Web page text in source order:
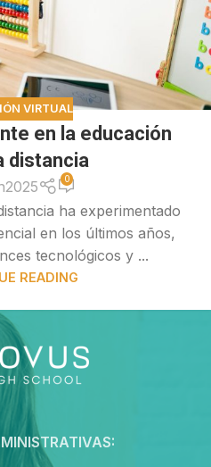
VIRTUAL
en la educación
distancia
0
ha experimentado
en los últimos años,
tecnológicos y ...
READING